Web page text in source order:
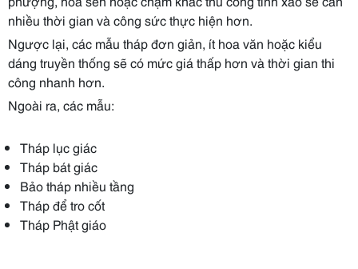
nhiều thời gian và công sức thực hiện hơn.
Ngược lại, các mẫu tháp đơn giản, ít hoa văn hoặc kiểu
dáng truyền thống sẽ có mức giá thấp hơn và thời gian thi
công nhanh hơn.
Ngoài ra, các mẫu:
Tháp lục giác
Tháp bát giác
Bảo tháp nhiều tầng
Tháp để tro cốt
Tháp Phật giáo